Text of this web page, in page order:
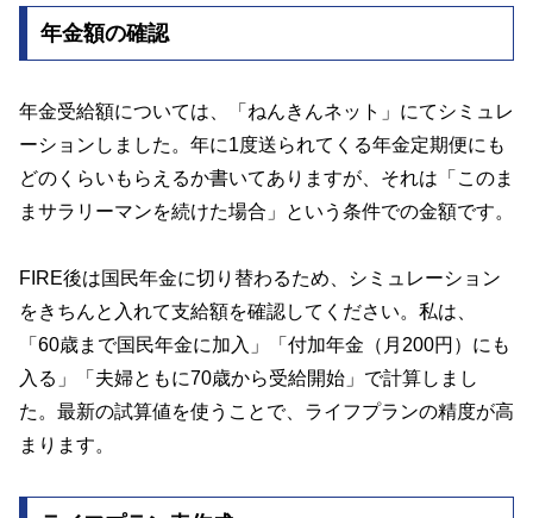
年金額の確認
年金受給額については、「ねんきんネット」にてシミュレ
ーションしました。年に1度送られてくる年金定期便にも
どのくらいもらえるか書いてありますが、それは「このま
まサラリーマンを続けた場合」という条件での金額です。
FIRE後は国民年金に切り替わるため、シミュレーション
をきちんと入れて支給額を確認してください。私は、
「60歳まで国民年金に加入」「付加年金（月200円）にも
入る」「夫婦ともに70歳から受給開始」で計算しまし
た。最新の試算値を使うことで、ライフプランの精度が高
まります。